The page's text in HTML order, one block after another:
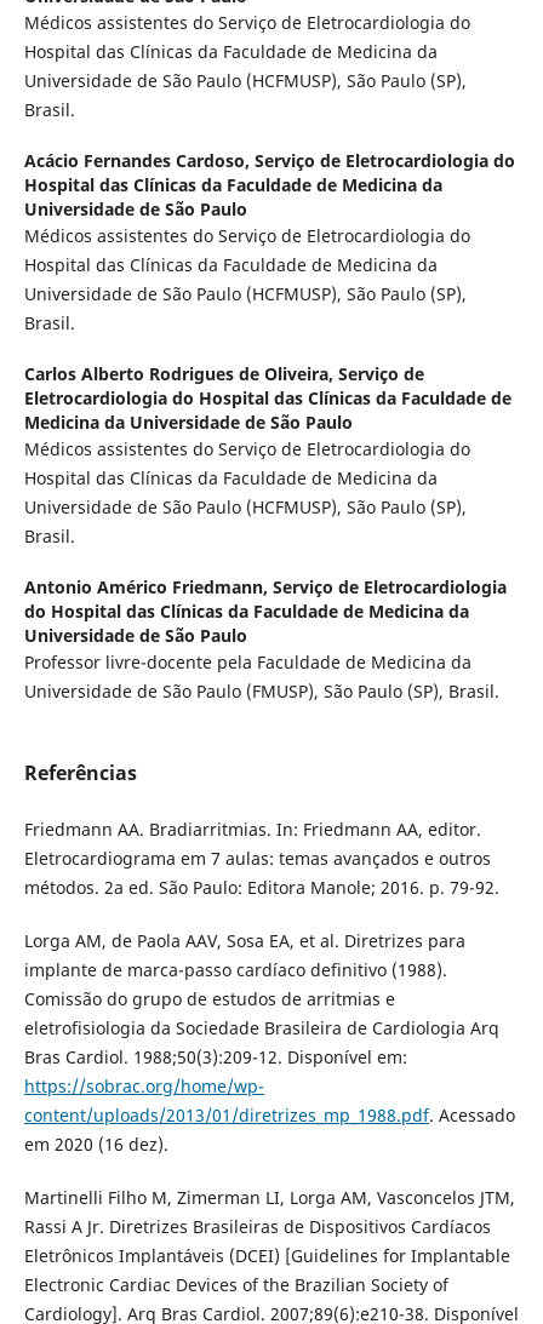
Médicos assistentes do Serviço de Eletrocardiologia do
Hospital das Clínicas da Faculdade de Medicina da
Universidade de São Paulo (HCFMUSP), São Paulo (SP),
Brasil.
Acácio Fernandes Cardoso, Serviço de Eletrocardiologia do
Hospital das Clínicas da Faculdade de Medicina da
Universidade de São Paulo
Médicos assistentes do Serviço de Eletrocardiologia do
Hospital das Clínicas da Faculdade de Medicina da
Universidade de São Paulo (HCFMUSP), São Paulo (SP),
Brasil.
Carlos Alberto Rodrigues de Oliveira, Serviço de
Eletrocardiologia do Hospital das Clínicas da Faculdade de
Medicina da Universidade de São Paulo
Médicos assistentes do Serviço de Eletrocardiologia do
Hospital das Clínicas da Faculdade de Medicina da
Universidade de São Paulo (HCFMUSP), São Paulo (SP),
Brasil.
Antonio Américo Friedmann, Serviço de Eletrocardiologia
do Hospital das Clínicas da Faculdade de Medicina da
Universidade de São Paulo
Professor livre-docente pela Faculdade de Medicina da
Universidade de São Paulo (FMUSP), São Paulo (SP), Brasil.
Referências
Friedmann AA. Bradiarritmias. In: Friedmann AA, editor.
Eletrocardiograma em 7 aulas: temas avançados e outros
métodos. 2a ed. São Paulo: Editora Manole; 2016. p. 79-92.
Lorga AM, de Paola AAV, Sosa EA, et al. Diretrizes para
implante de marca-passo cardíaco definitivo (1988).
Comissão do grupo de estudos de arritmias e
eletrofisiologia da Sociedade Brasileira de Cardiologia Arq
Bras Cardiol. 1988;50(3):209-12. Disponível em:
https://sobrac.org/home/wp-
content/uploads/2013/01/diretrizes_mp_1988.pdf. Acessado
em 2020 (16 dez).
Martinelli Filho M, Zimerman LI, Lorga AM, Vasconcelos JTM,
Rassi A Jr. Diretrizes Brasileiras de Dispositivos Cardíacos
Eletrônicos Implantáveis (DCEI) [Guidelines for Implantable
Electronic Cardiac Devices of the Brazilian Society of
Cardiology]. Arq Bras Cardiol. 2007;89(6):e210-38. Disponível